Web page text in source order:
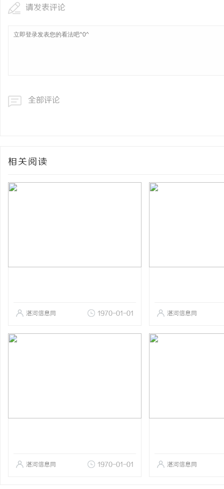
请发表评论
全部评论
相关阅读
湛河信息网 1970-01-01 湛河信息网
湛河信息网 1970-01-01 湛河信息网